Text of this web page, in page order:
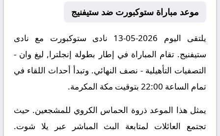
موعد مباراة ستوكبورت ضد ستيفنيج
يلتقى اليوم 2026-05-13 نادى ستوكبورت مع نادى
ستيفنيج. تقام المباراة في إطار بطولة إنجلترا, ليغ وان -
التصفيات التأهيلية - نصف النهائي. وتبدأ أحداث اللقاء في
تمام الساعة 22:00 بتوقيت مكة المكرمة.
يمثل هذا الموعد ذروة الحماس الكروي للمشجعين. حيث
تجتمع العائلات لمتابعة البث المباشر عبر يلا شوت.